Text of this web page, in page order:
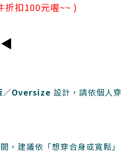
折扣100元喔~~ )
◀
／Oversize 設計，請依個人穿
，建議依「想穿合身或寬鬆」